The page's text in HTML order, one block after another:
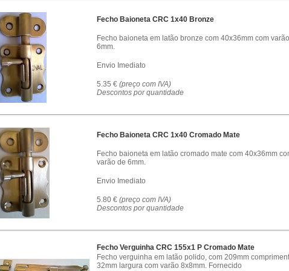
Fecho Baioneta CRC 1x40 Bronze
Fecho baioneta em latão bronze com 40x36mm com
6mm.
Envio Imediato
5.35 € (preço com IVA)
Descontos por quantidade
Fecho Baioneta CRC 1x40 Cromado Mate
Fecho baioneta em latão cromado mate com 40x36mm
varão de 6mm.
Envio Imediato
5.80 € (preço com IVA)
Descontos por quantidade
Fecho Verguinha CRC 155x1 P Cromado Mate
Fecho verguinha em latão polido, com 209mm
32mm largura com varão 8x8mm. Fornecido